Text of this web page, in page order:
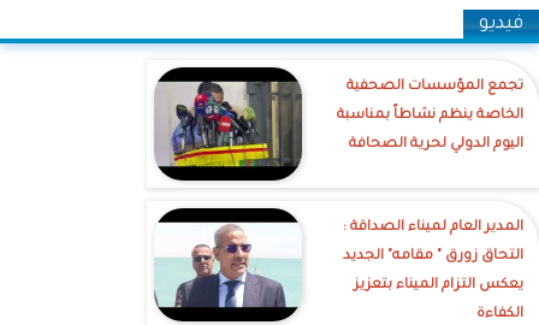
فيديو
تجمع المؤسسات الصحفية
الخاصة ينظم نشاطاً بمناسبة
اليوم الدولي لحرية الصحافة
‎المدير العام لميناء الصداقة :
التحاق زورق " مقامه" الجديد
يعكس التزام الميناء بتعزيز
الكفاءة